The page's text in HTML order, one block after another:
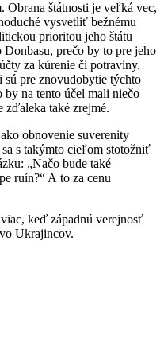
Obrana štátnosti je veľká vec,
vysvetliť bežnému
prioritou jeho štátu
prečo by to pre jeho
za kúrenie či potraviny.
pre znovudobytie týchto
na tento účel mali niečo
zďaleka také zrejmé.
obnovenie suverenity
s takýmto cieľom stotožniť
„Načo bude také
ruín?“ A to za cenu
keď západnú verejnosť
Ukrajincov.